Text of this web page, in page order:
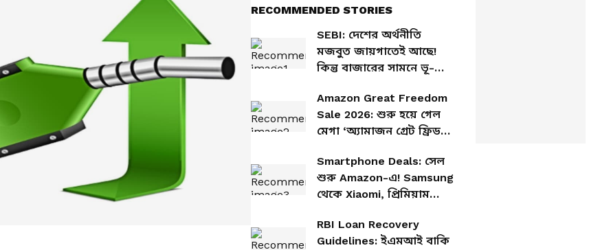
RECOMMENDED STORIES
SEBI: দেশের অর্থনীতি
মজবুত জায়গাতেই আছে!
কিন্তু বাজারের সামনে ভূ-
Amazon Great Freedom
Sale 2026: শুরু হয়ে গেল
মেগা ‘অ্যামাজন গ্রেট ফ্রিডম
ডিল এবং এআই-চালিত শপিং
Smartphone Deals: সেল
শুরু Amazon-এ! Samsung
থেকে Xiaomi, প্রিমিয়াম
RBI Loan Recovery
Guidelines: ইএমআই বাকি